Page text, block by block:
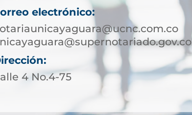
electrónico:
4 No.4-75